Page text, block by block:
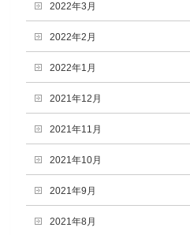
2022年3月
2022年2月
2022年1月
2021年12月
2021年11月
2021年10月
2021年9月
2021年8月